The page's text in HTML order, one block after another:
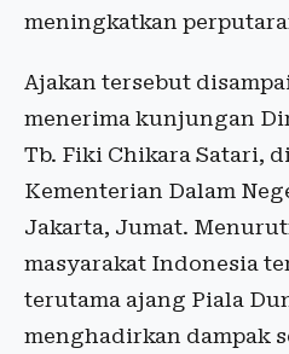
meningkatkan
Ajakan tersebut
menerima kunjungan
Tb. Fiki Chikara Satari,
Kementerian Dalam
Jakarta, Jumat.
masyarakat Indonesia
terutama ajang Piala
menghadirkan dampak